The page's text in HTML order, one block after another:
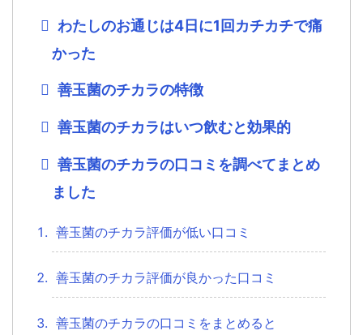
わたしのお通じは4日に1回カチカチで痛
かった
善玉菌のチカラの特徴
善玉菌のチカラはいつ飲むと効果的
善玉菌のチカラの口コミを調べてまとめ
ました
善玉菌のチカラ評価が低い口コミ
善玉菌のチカラ評価が良かった口コミ
善玉菌のチカラの口コミをまとめると